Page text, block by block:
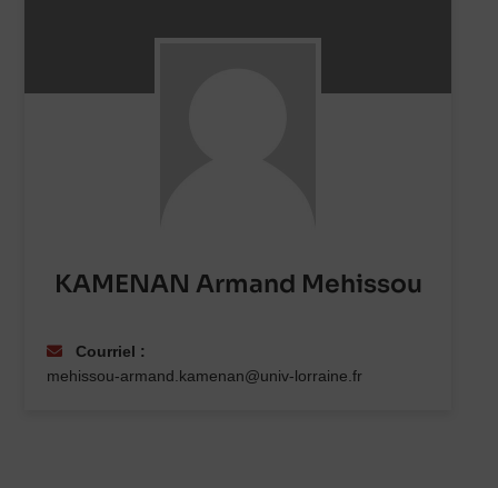
KAMENAN Armand Mehissou
Courriel :
mehissou-armand.kamenan@univ-lorraine.fr